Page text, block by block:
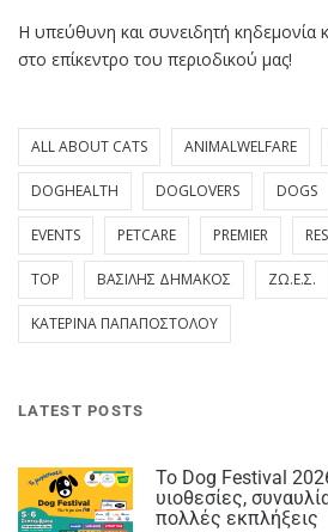
Η υπεύθυνη και συνειδητή κηδεμονία
στο επίκεντρο του περιοδικού μας!
ALL ABOUT CATS ANIMALWELFARE
DOGHEALTH DOGLOVERS DOGS
EVENTS PETCARE PREMIER
TOP ΒΑΣΊΛΗΣ ΔΗΜΆΚΟΣ ΖΩ.Ε.Σ.
ΚΑΤΕΡΊΝΑ ΠΑΠΑΠΟΣΤΌΛΟΥ
LATEST POSTS
Το Dog Festival
υιοθεσίες,
πολλές εκπλήξεις